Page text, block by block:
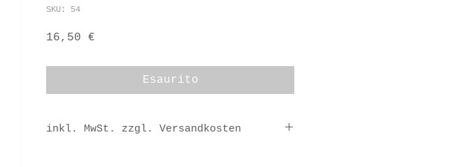
SKU: 54
16,50 €
Esaurito
inkl. MwSt. zzgl. Versandkosten